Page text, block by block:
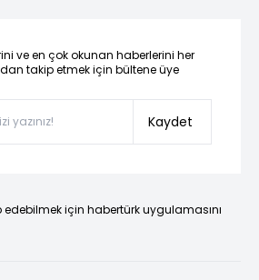
ve en çok okunan haberlerini her
takip etmek için bültene üye
Kaydet
için habertürk uygulamasını